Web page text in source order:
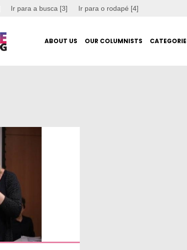
Ir para a busca [3] Ir para o rodapé [4]
ABOUT US OUR COLUMNISTS